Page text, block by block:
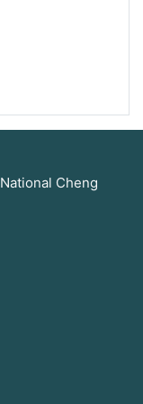
Cheng